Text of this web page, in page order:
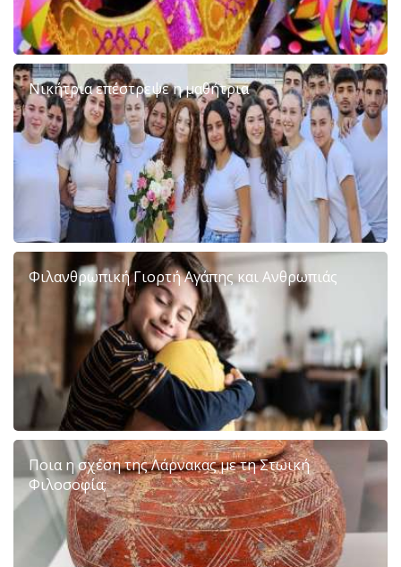
Νικήτρια επέστρεψε η μαθήτρια
Φιλανθρωπική Γιορτή Αγάπης και Ανθρωπιάς
Ποια η σχέση της Λάρνακας με τη Στωική
Φιλοσοφία;